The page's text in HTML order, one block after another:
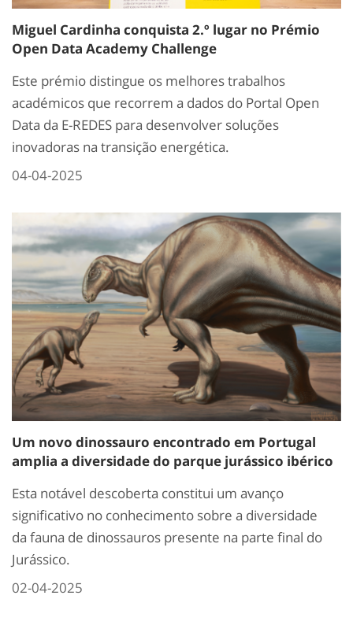
Miguel Cardinha conquista 2.º lugar no Prémio
Open Data Academy Challenge
Este prémio distingue os melhores trabalhos
académicos que recorrem a dados do Portal Open
Data da E-REDES para desenvolver soluções
inovadoras na transição energética.
04-04-2025
Um novo dinossauro encontrado em Portugal
amplia a diversidade do parque jurássico ibérico
Esta notável descoberta constitui um avanço
significativo no conhecimento sobre a diversidade
da fauna de dinossauros presente na parte final do
Jurássico.
02-04-2025